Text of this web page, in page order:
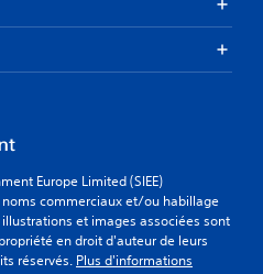
Europe Limited (SIEE)
commerciaux et/ou habillage
et images associées sont
en droit d'auteur de leurs
réservés. Plus d'informations